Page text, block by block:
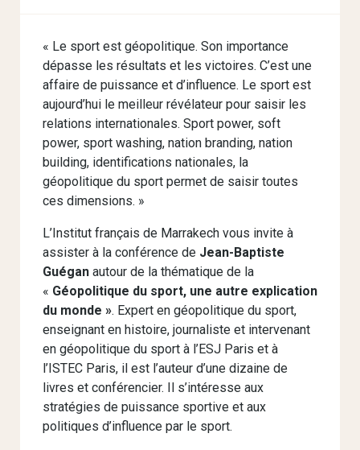
« Le sport est géopolitique. Son importance
dépasse les résultats et les victoires. C’est une
affaire de puissance et d’influence. Le sport est
aujourd’hui le meilleur révélateur pour saisir les
relations internationales. Sport power, soft
power, sport washing, nation branding, nation
building, identifications nationales, la
géopolitique du sport permet de saisir toutes
ces dimensions. »
L’Institut français de Marrakech vous invite à
assister à la conférence de Jean-Baptiste
Guégan autour de la thématique de la
« Géopolitique du sport, une autre explication
du monde ». Expert en géopolitique du sport,
enseignant en histoire, journaliste et intervenant
en géopolitique du sport à l’ESJ Paris et à
l’ISTEC Paris, il est l’auteur d’une dizaine de
livres et conférencier. Il s’intéresse aux
stratégies de puissance sportive et aux
politiques d’influence par le sport.